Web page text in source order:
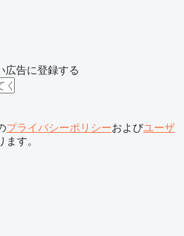
広告に登録する
プライバシーポリシーおよびユーザ
す。